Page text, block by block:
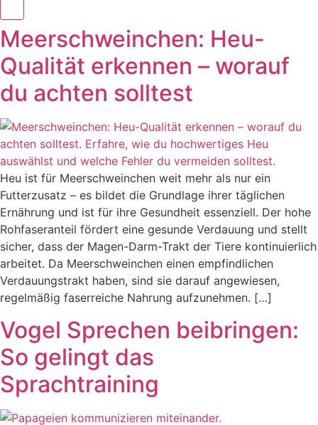
Meerschweinchen: Heu-
Qualität erkennen – worauf
du achten solltest
Heu ist für Meerschweinchen weit mehr als nur ein
Futterzusatz – es bildet die Grundlage ihrer täglichen
Ernährung und ist für ihre Gesundheit essenziell. Der hohe
Rohfaseranteil fördert eine gesunde Verdauung und stellt
sicher, dass der Magen-Darm-Trakt der Tiere kontinuierlich
arbeitet. Da Meerschweinchen einen empfindlichen
Verdauungstrakt haben, sind sie darauf angewiesen,
regelmäßig faserreiche Nahrung aufzunehmen. […]
Vogel Sprechen beibringen:
So gelingt das
Sprachtraining